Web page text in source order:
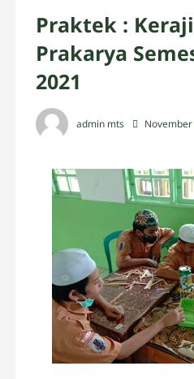
Praktek :
Prakarya
2021
admin mts November